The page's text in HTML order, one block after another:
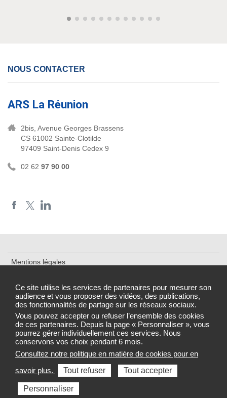
Ce site utilise les services de partenaires pour mesurer son
audience et vous proposer des vidéos, des publications,
des fonctionnalités de partage sur les réseaux sociaux.
Vous pouvez accepter ou refuser l’ensemble des cookies
de ces partenaires. Depuis la page « Personnaliser », vous
pourrez gérer individuellement ces services. Nous
conservons vos choix pendant 6 mois.
Consultez notre politique en matière de cookies pour en
savoir plus.
Tout refuser Tout accepter
Personnaliser
NOUS CONTACTER
ARS La Réunion
2bis, Avenue Georges Brassens
CS 61002 Sainte-Clotilde
97409 Saint-Denis Cedex 9
02 62 97 90 00
Mentions légales
Accessibilité : partiellement conforme
Gestion des cookies
Sélectionnez une région pour accéder au site de votre Agence
régionale de santé
Toutes les ARS